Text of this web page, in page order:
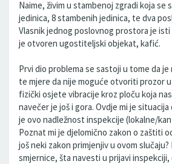
Naime, živim u stambenoj zgradi koja se
jedinica, 8 stambenih jedinica, te dva
Vlasnik jednog poslovnog prostora je
je otvoren ugostiteljski objekat, kafić.
Prvi dio problema se sastoji u tome da je
te mjere da nije moguće otvoriti prozor
fizički osjete vibracije kroz ploču koja
navečer je još i gora. Ovdje mi je
je ovo nadležnost inspekcije (lokalne/
Poznat mi je djelomično zakon o zaštiti
još neki zakon primjenjiv u ovom
smjernice, šta navesti u prijavi inspekciji,